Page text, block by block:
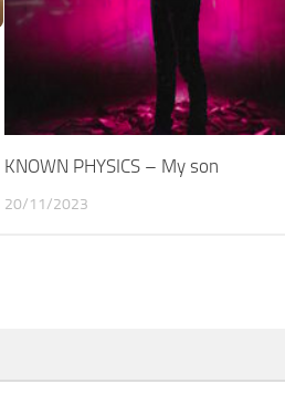
KNOWN PHYSICS – My son
20/11/2023